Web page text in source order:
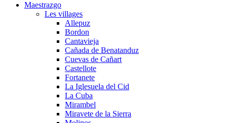
Maestrazgo
Les villages
Allepuz
Bordon
Cantavieja
Cañada de Benatanduz
Cuevas de Cañart
Castellote
Fortanete
La Iglesuela del Cid
La Cuba
Mirambel
Miravete de la Sierra